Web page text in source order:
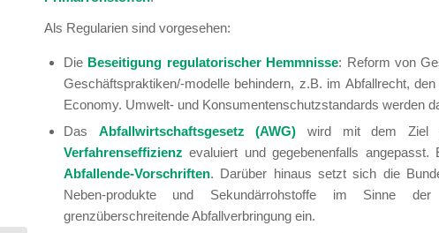
Als Regularien sind vorgesehen:
Die Beseitigung regulatorischer Hemmnisse: Reform von
Geschäftspraktiken/-modelle behindern, z.B. im Abfallrecht,
Economy. Umwelt- und Konsumentenschutzstandards werden
Das Abfallwirtschaftsgesetz (AWG) wird mit dem Ziel
Verfahrenseffizienz evaluiert und gegebenenfalls
Abfallende-Vorschriften. Darüber hinaus setzt sich die
Neben-produkte und Sekundärrohstoffe im Sinne
grenzüberschreitende Abfallverbringung ein.